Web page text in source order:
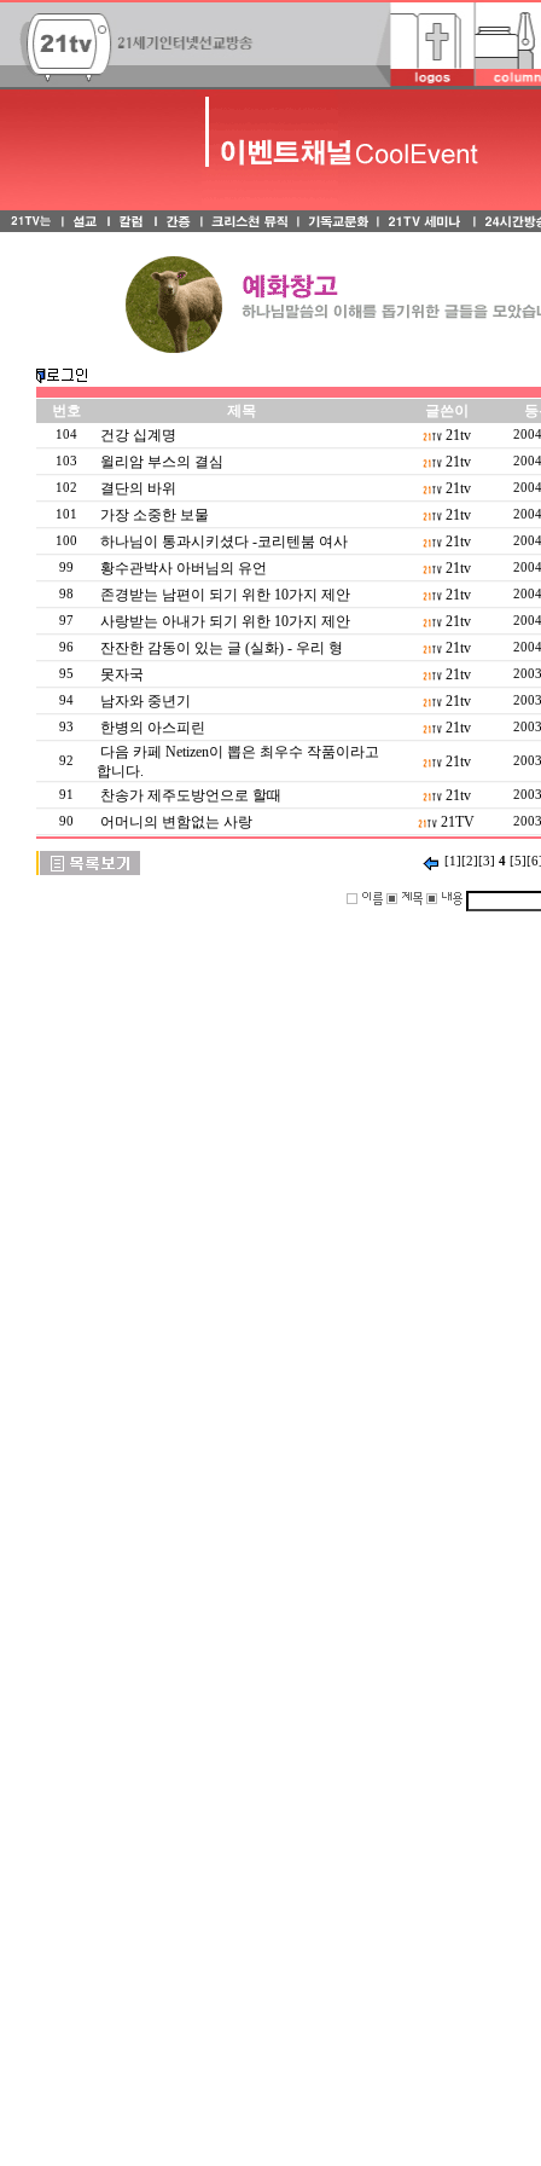
번호 제목 글쓴이
104 건강 십계명 21tv
103
윌리암 부스의 결심 21tv
102
결단의 바위 21tv
101
가장 소중한 보물 21tv
100
하나님이 통과시키셨다 -코리텐붐 여사 21tv
99
황수관박사 아버님의 유언 21tv
98
존경받는 남편이 되기 위한 10가지 제안 21tv
97
사랑받는 아내가 되기 위한 10가지 제안 21tv
96
잔잔한 감동이 있는 글 (실화) - 우리 형 21tv
95
못자국 21tv
94
남자와 중년기 21tv
93
한병의 아스피린 21tv
92
다음 카페 Netizen이 뽑은 최우수 작품이라고
합니다.
21tv
91 찬송가 제주도방언으로 할때 21tv
90
어머니의 변함없는 사랑 21TV
[1] [2] [3] 4 [5]